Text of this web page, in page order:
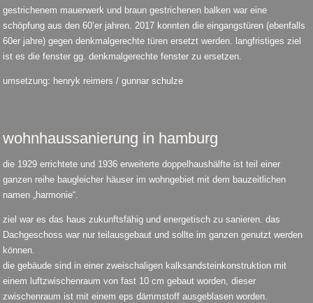
gestrichenem mauerwerk und braun gestrichenen balken war eine
schöpfung aus den 60’er jahren. 2017 konnten die eingangstüren (ebenfalls
60er jahre) gegen denkmalgerechte türen ersetzt werden. langfristiges ziel
ist es die fenster gg. denkmalgerechte fenster zu ersetzen.
umsetzung: henryk reimers / gunnar schulze
wohnhaussanierung in hamburg
die 1929 errichtete und 1936 erweiterte doppelhaushälfte ist teil einer
ganzen reihe baugleicher häuser im wohngebiet mit dem bauzeitlichen
namen „harmonie“.
ziel war es das haus zukunftsfähig und energetisch zu sanieren. das
Dachgeschoss war nur teilausgebaut und sollte im ganzen genutzt werden
können.
die gebäude sind in einer zweischaligen kalksandsteinkonstruktion mit
einem luftzwischenraum von fast 10 cm gebaut worden, dieser
zwischenraum ist mit einem eps dämmstoff ausgeblasen worden.